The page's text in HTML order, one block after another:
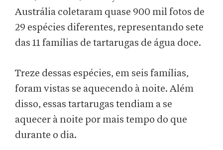
Austrália coletaram quase 900 mil fotos de
29 espécies diferentes, representando sete
das 11 famílias de tartarugas de água doce.
Treze dessas espécies, em seis famílias,
foram vistas se aquecendo à noite. Além
disso, essas tartarugas tendiam a se
aquecer à noite por mais tempo do que
durante o dia.